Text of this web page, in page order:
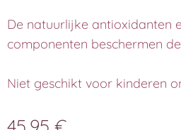
De natuurlijke antioxidanten
componenten beschermen
Niet geschikt voor kinderen